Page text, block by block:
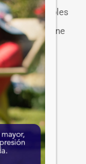
Muebles
Higiene
Otros